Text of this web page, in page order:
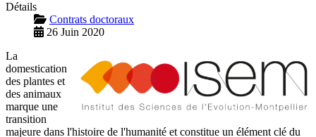
Détails
Contrats doctoraux
26 Juin 2020
La
domestication
des plantes et
des animaux
marque une
transition
majeure dans l'histoire de l'humanité et constitue un élément clé du